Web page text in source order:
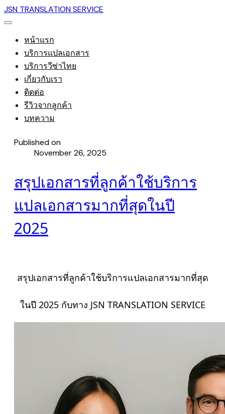
JSN TRANSLATION SERVICE
หน้าแรก
บริการแปลเอกสาร
บริการวีซ่าไทย
เกี่ยวกับเรา
ติดต่อ
รีวิวจากลูกค้า
บทความ
Published on
November 26, 2025
สรุปเอกสารที่ลูกค้าใช้บริการ
แปลเอกสารมากที่สุดในปี
2025
สรุปเอกสารที่ลูกค้าใช้บริการแปลเอกสารมากที่สุด
ในปี 2025 กับทาง JSN TRANSLATION SERVICE